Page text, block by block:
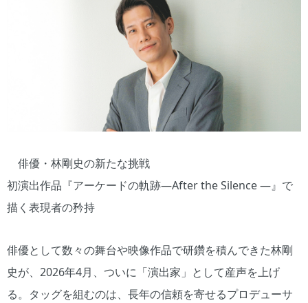
俳優・林剛史の新たな挑戦
初演出作品『アーケードの軌跡―After the Silence ―』で
描く表現者の矜持
俳優として数々の舞台や映像作品で研鑽を積んできた林剛
史が、2026年4月、ついに「演出家」として産声を上げ
る。タッグを組むのは、長年の信頼を寄せるプロデューサ